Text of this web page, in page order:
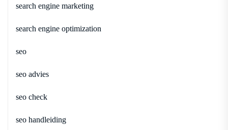
search engine marketing
search engine optimization
seo
seo advies
seo check
seo handleiding